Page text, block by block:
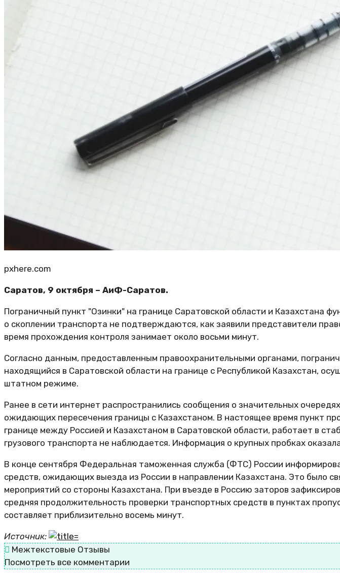
pxhere.com
Саратов, 9 октября – АиФ-Саратов.
Пограничный пункт "Озинки" на границе Саратовской области и Казахстана
о скоплении транспорта не подтверждаются, как заявили представители
время прохождения контроля занимает около восьми минут.
Согласно данным, предоставленным правоохранительными органами,
находящийся в Саратовской области на границе с Республикой Казахстан,
штатном режиме.
Ранее в сети интернет распространились сообщения о значительных
ожидающих пересечения границы с Казахстаном. В настоящее время пункт
границе между Россией и Казахстаном в Саратовской области, работает в
грузового транспорта не наблюдается. Информация о крупных пробках
В конце сентября Федеральная таможенная служба (ФТС) России
средств, ожидающих выезда из России в направлении Казахстана. Это было
мероприятий со стороны Казахстана. При въезде в Россию заторов
средняя продолжительность проверки транспортных средств в пунктах
составляет приблизительно восемь минут.
Источник:
Межтекстовые Отзывы
Посмотреть все комментарии